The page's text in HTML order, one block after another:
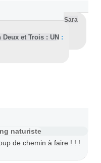
la destitution de Sara
2025 (EFE) – Ce...
et Trois : UN:
naturiste
de chemin à faire ! ! !